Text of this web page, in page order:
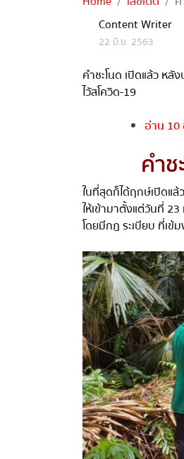
Content Writer
22 มิ.ย. 2563
คำชะโนด เปิดแล้ว หลั
ไวัสโควิด-19
อ่าน 10
คำ
ในที่สุดก็ได้ฤกษ์เปิดแ
ให้เข้ามาตั้งแต่วันที่23มี
โดยมีกฎ ระเบียบ ที่เข้